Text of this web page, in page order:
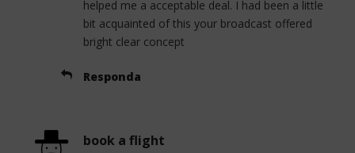
helped me a acceptable deal. I had been a little
bit acquainted of this your broadcast offered
bright clear concept
Responda
book a flight